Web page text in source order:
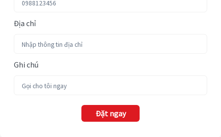
Địa chỉ
Ghi chú
Đặt ngay